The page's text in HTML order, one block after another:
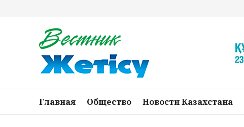
Главная Общество Новости Казахстана